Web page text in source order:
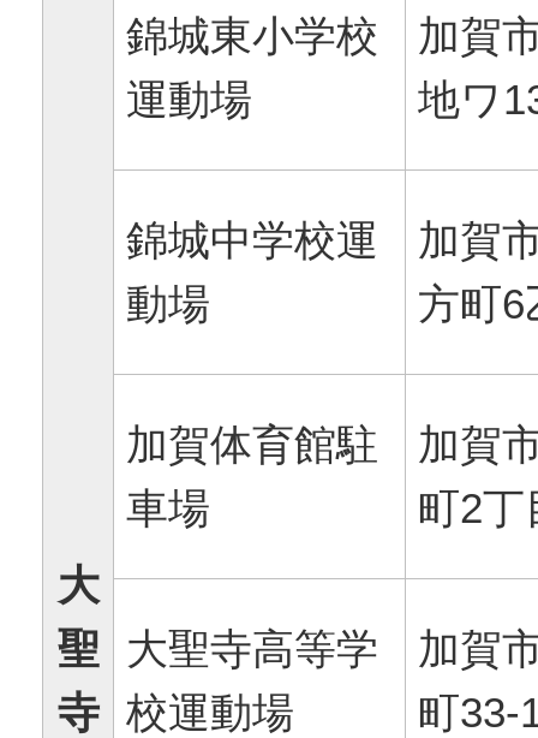
大
聖
寺
錦城東小学校
運動場
加賀
地ワ
錦城中学校運
動場
加賀
方町6
加賀体育館駐
車場
加賀
町2丁
大聖寺高等学
校運動場
加賀
町33-